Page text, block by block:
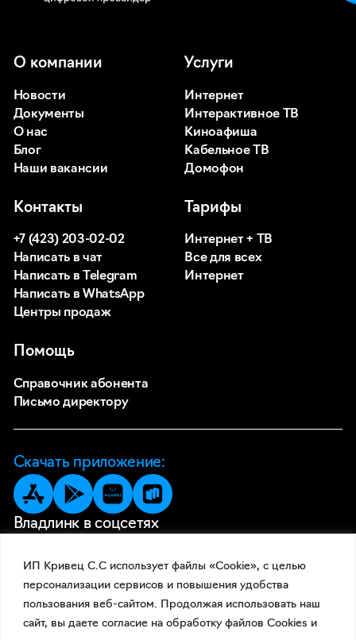
ИП Кривец С.С использует файлы «Cookie», с целью
персонализации сервисов и повышения удобства
пользования веб-сайтом. Продолжая использовать наш
сайт, вы даете согласие на обработку файлов Cookies и
О компании
Новости
Документы
О нас
Блог
Наши вакансии
Услуги
Интернет
Интерактивное ТВ
Киноафиша
Кабельное ТВ
Домофон
Помощь
Справочник абонента
Письмо директору
Тарифы
Интернет + ТВ
Все для всех
Интернет
Контакты
+7 (423) 203-02-02
Написать в чат
Написать в Telegram
Написать в WhatsApp
Центры продаж
Скачать приложение:
Владлинк в соцсетях